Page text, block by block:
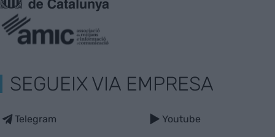
SEGUEIX VIA EMPRESA
Telegram Youtube